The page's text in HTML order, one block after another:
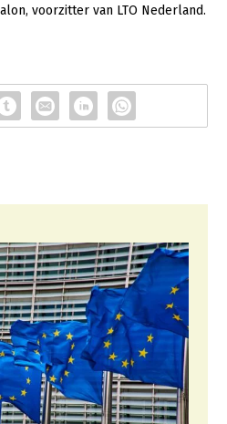
zomerbloemen
voorzitter van LTO Nederland.